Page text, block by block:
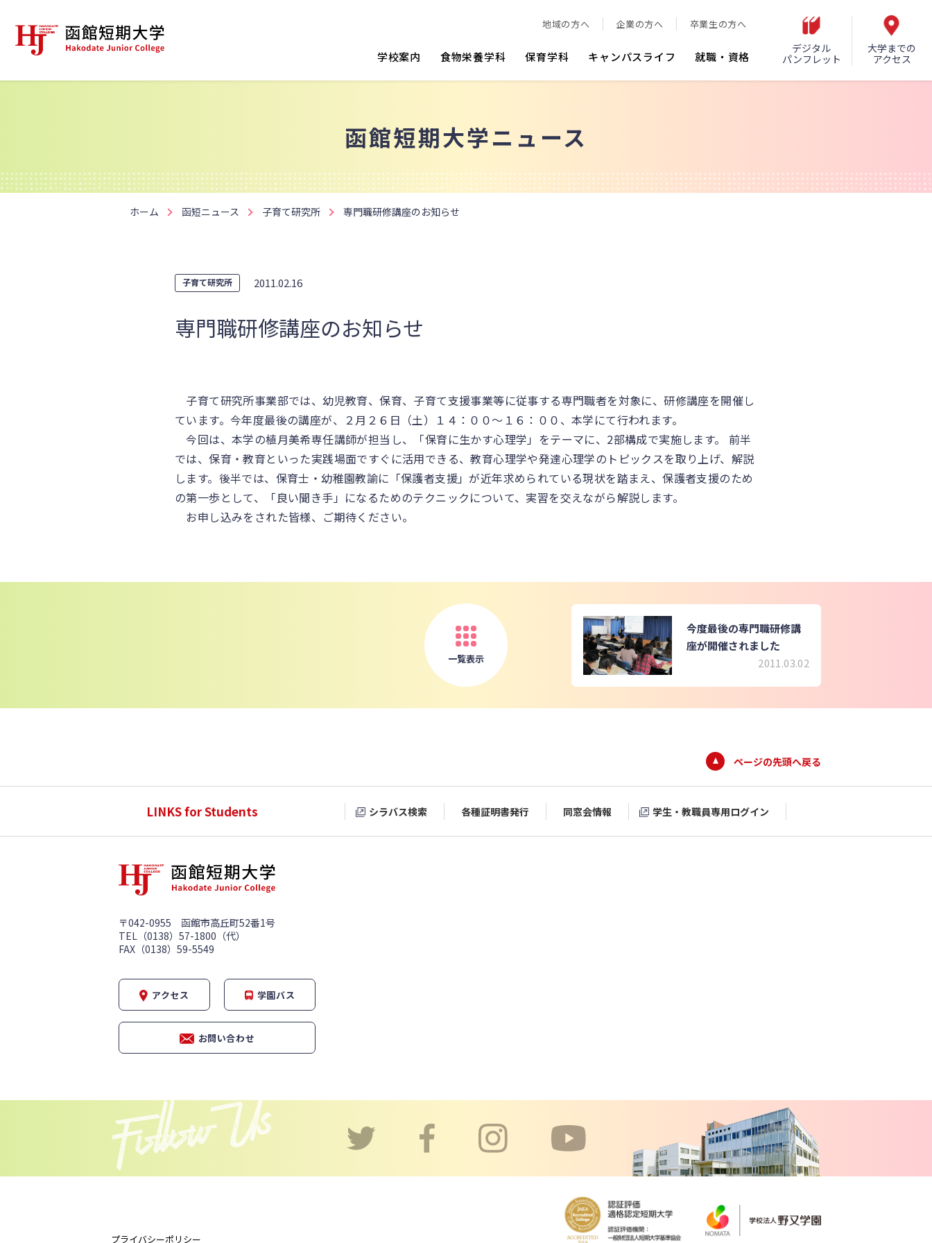
地域の方へ 企業の方へ 卒業生の方へ
学校案内 食物栄養学科 保育学科 キャンパスライフ 就職・資格
デジタル
パンフレット
大学までの
アクセス
函館短期大学ニュース
ホーム 函短ニュース 子育て研究所 専門職研修講座のお知らせ
子育て研究所 2011.02.16
専門職研修講座のお知らせ
子育て研究所事業部では、幼児教育、保育、子育て支援事業等に従事する専門職者を対象に、研修講座を開催し
ています。今年度最後の講座が、２月２６日（土）１４：００～１６：００、本学にて行われます。
今回は、本学の植月美希専任講師が担当し、「保育に生かす心理学」をテーマに、2部構成で実施します。 前半
では、保育・教育といった実践場面ですぐに活用できる、教育心理学や発達心理学のトピックスを取り上げ、解説
します。後半では、保育士・幼稚園教諭に「保護者支援」が近年求められている現状を踏まえ、保護者支援のため
の第一歩として、「良い聞き手」になるためのテクニックについて、実習を交えながら解説します。
お申し込みをされた皆様、ご期待ください。
今度最後の専門職研修講
座が開催されました
2011.03.02
一覧表示
ページの先頭へ戻る
LINKS for Students シラバス検索 各種証明書発行 同窓会情報 学生・教職員専用ログイン
〒042-0955 函館市高丘町52番1号
TEL（0138）57-1800（代）
FAX（0138）59-5549
アクセス 学園バス
お問い合わせ
プライバシーポリシー